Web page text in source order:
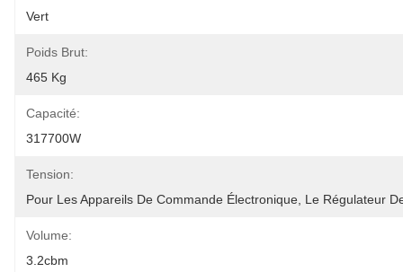
Vert
Poids Brut:
465 Kg
Capacité:
317700W
Tension:
Pour Les Appareils De Commande Électronique, Le Régulateur
Volume:
3.2cbm